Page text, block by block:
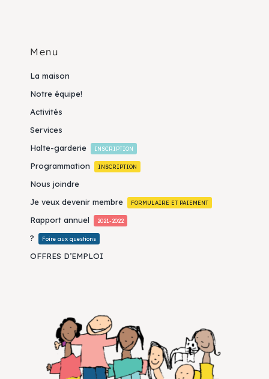
Menu
La maison
Notre équipe!
Activités
Services
Halte-garderie
INSCRIPTION
Programmation INSCRIPTION
Nous joindre
Je veux devenir membre
FORMULAIRE ET PAIEMENT
Rapport annuel 2021-2022
? Foire aux questions
OFFRES D’EMPLOI